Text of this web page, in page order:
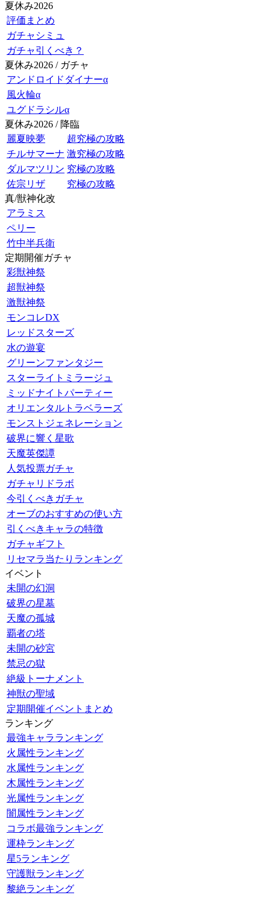
夏休み2026
評価まとめ
ガチャシミュ
ガチャ引くべき？
夏休み2026 / ガチャ
アンドロイドダイナーα
風火輪α
ユグドラシルα
夏休み2026 / 降臨
麗夏映夢
超究極の攻略
チルサマーナ 激究極の攻略
ダルマツリン 究極の攻略
佐宗リザ
究極の攻略
真/獣神化改
アラミス
ペリー
竹中半兵衛
定期開催ガチャ
彩獣神祭
超獣神祭
激獣神祭
モンコレDX
レッドスターズ
水の遊宴
グリーンファンタジー
スターライトミラージュ
ミッドナイトパーティー
オリエンタルトラベラーズ
モンストジェネレーション
破界に響く星歌
天魔英傑譚
人気投票ガチャ
ガチャリドラボ
今引くべきガチャ
オーブのおすすめの使い方
引くべきキャラの特徴
ガチャギフト
リセマラ当たりランキング
イベント
未開の幻洞
破界の星墓
天魔の孤城
覇者の塔
未開の砂宮
禁忌の獄
絶級トーナメント
神獣の聖域
定期開催イベントまとめ
ランキング
最強キャラランキング
火属性ランキング
水属性ランキング
木属性ランキング
光属性ランキング
闇属性ランキング
コラボ最強ランキング
運枠ランキング
星5ランキング
守護獣ランキング
黎絶ランキング